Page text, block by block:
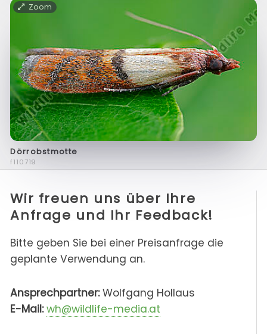
Zoom
Dörrobstmotte
f110719
Wir freuen uns über Ihre
Anfrage und Ihr Feedback!
Bitte geben Sie bei einer Preisanfrage die
geplante Verwendung an.
Ansprechpartner:Wolfgang Hollaus
E-Mail: wh@wildlife-media.at